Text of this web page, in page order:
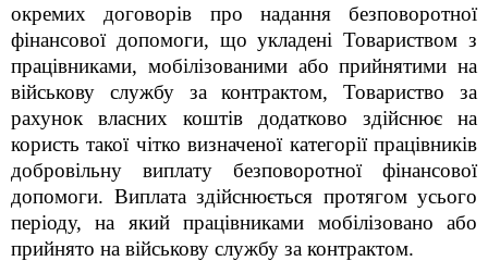
окремих договорів про надання безповоротної
фінансової допомоги, що укладені Товариством з
працівниками, мобілізованими або прийнятими на
військову службу за контрактом, Товариство за
рахунок власних коштів додатково здійснює на
користь такої чітко визначеної категорії працівників
добровільну виплату безповоротної фінансової
допомоги. Виплата здійснюється протягом усього
періоду, на який працівниками мобілізовано або
прийнято на військову службу за контрактом.